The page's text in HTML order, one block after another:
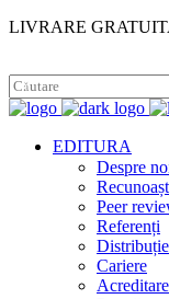
LIVRARE
EDITURA
Despre
Peer
Referenți
Distribuție
Cariere
Acreditare